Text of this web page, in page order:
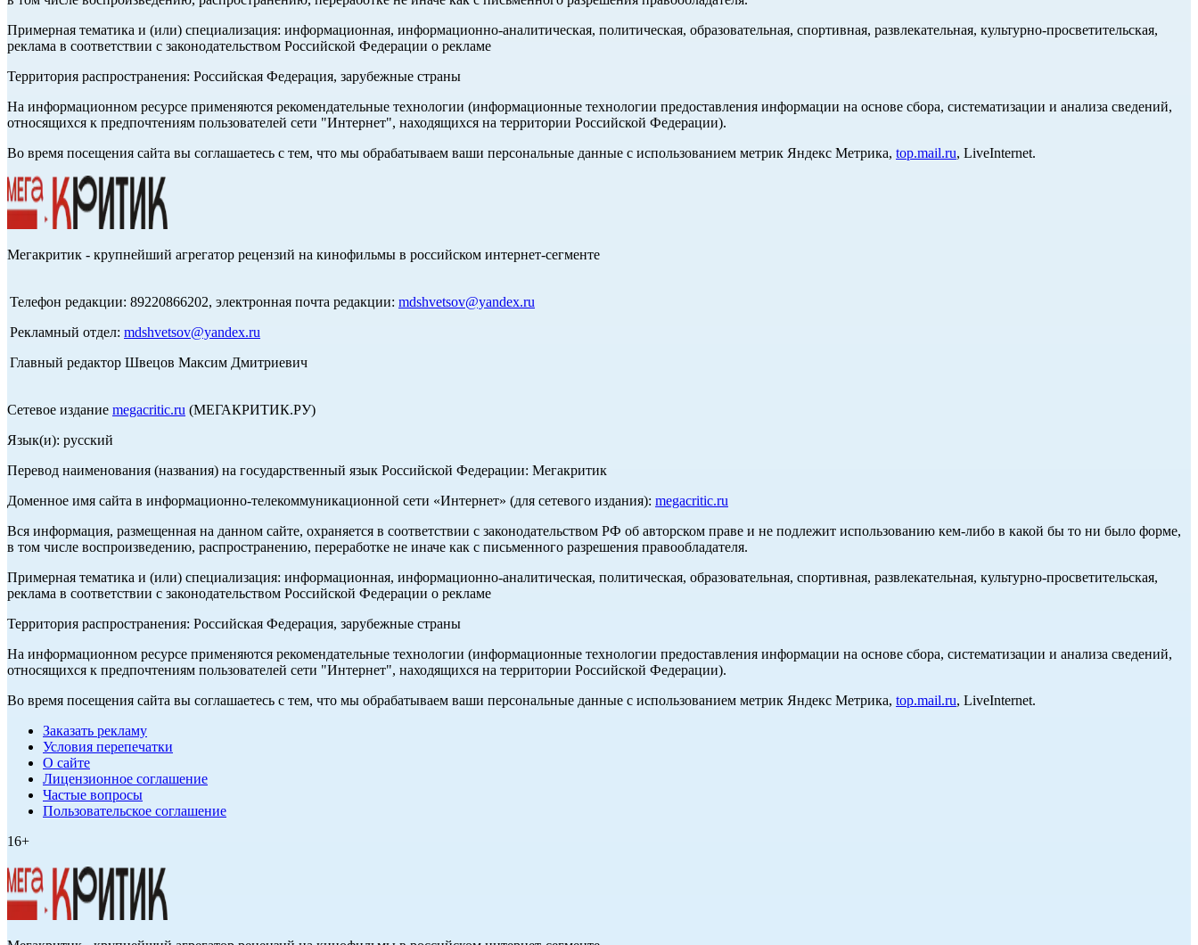
Примерная тематика и (или) специализация: информационная, информационно-аналитическая, политическая, образовательная, спортивная, развлекательная, культурно-просветительская,
реклама в соответствии с законодательством Российской Федерации о рекламе
Территория распространения: Российская Федерация, зарубежные страны
На информационном ресурсе применяются рекомендательные технологии (информационные технологии предоставления информации на основе сбора, систематизации и анализа сведений,
относящихся к предпочтениям пользователей сети "Интернет", находящихся на территории Российской Федерации).
Во время посещения сайта вы соглашаетесь с тем, что мы обрабатываем ваши персональные данные с использованием метрик Яндекс Метрика, top.mail.ru, LiveInternet.
Мегакритик - крупнейший агрегатор рецензий на кинофильмы в российском интернет-сегменте
Телефон редакции: 89220866202, электронная почта редакции: mdshvetsov@yandex.ru
Рекламный отдел: mdshvetsov@yandex.ru
Главный редактор Швецов Максим Дмитриевич
Сетевое издание megacritic.ru (МЕГАКРИТИК.РУ)
Язык(и): русский
Перевод наименования (названия) на государственный язык Российской Федерации: Мегакритик
Доменное имя сайта в информационно-телекоммуникационной сети «Интернет» (для сетевого издания): megacritic.ru
Вся информация, размещенная на данном сайте, охраняется в соответствии с законодательством РФ об авторском праве и не подлежит использованию кем-либо в какой бы то ни было форме,
в том числе воспроизведению, распространению, переработке не иначе как с письменного разрешения правообладателя.
Примерная тематика и (или) специализация: информационная, информационно-аналитическая, политическая, образовательная, спортивная, развлекательная, культурно-просветительская,
реклама в соответствии с законодательством Российской Федерации о рекламе
Территория распространения: Российская Федерация, зарубежные страны
На информационном ресурсе применяются рекомендательные технологии (информационные технологии предоставления информации на основе сбора, систематизации и анализа сведений,
относящихся к предпочтениям пользователей сети "Интернет", находящихся на территории Российской Федерации).
Во время посещения сайта вы соглашаетесь с тем, что мы обрабатываем ваши персональные данные с использованием метрик Яндекс Метрика, top.mail.ru, LiveInternet.
Заказать рекламу
Условия перепечатки
О сайте
Лицензионное соглашение
Частые вопросы
Пользовательское соглашение
16+